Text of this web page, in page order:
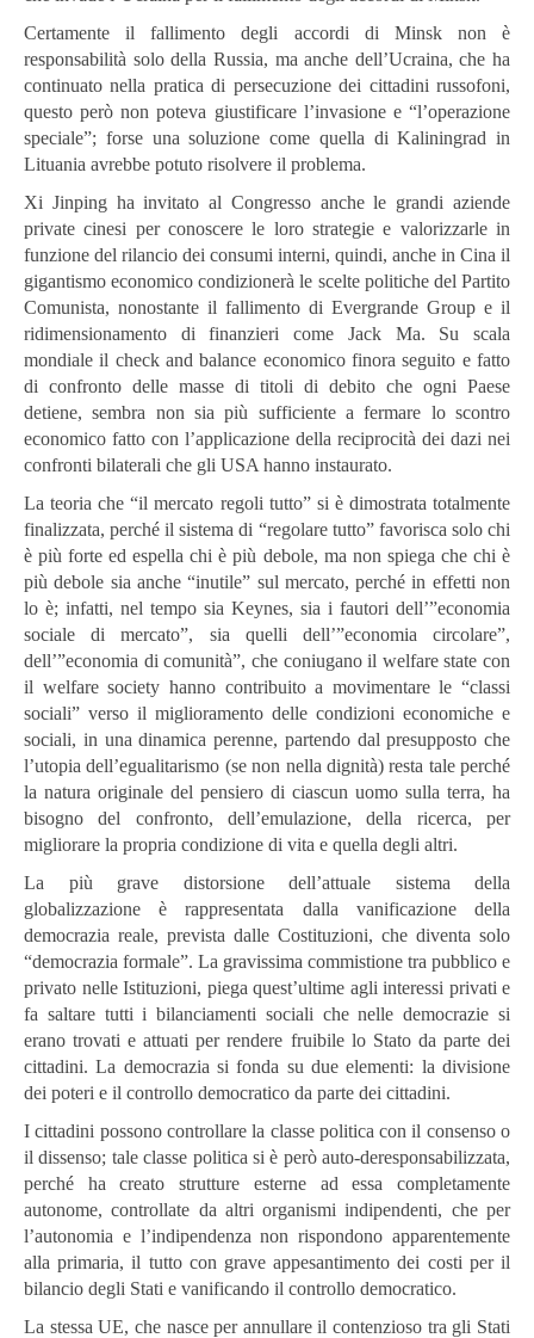
Certamente il fallimento degli accordi di Minsk non è
responsabilità solo della Russia, ma anche dell’Ucraina, che ha
continuato nella pratica di persecuzione dei cittadini russofoni,
questo però non poteva giustificare l’invasione e “l’operazione
speciale”; forse una soluzione come quella di Kaliningrad in
Lituania avrebbe potuto risolvere il problema.
Xi Jinping ha invitato al Congresso anche le grandi aziende
private cinesi per conoscere le loro strategie e valorizzarle in
funzione del rilancio dei consumi interni, quindi, anche in Cina il
gigantismo economico condizionerà le scelte politiche del Partito
Comunista, nonostante il fallimento di Evergrande Group e il
ridimensionamento di finanzieri come Jack Ma. Su scala
mondiale il check and balance economico finora seguito e fatto
di confronto delle masse di titoli di debito che ogni Paese
detiene, sembra non sia più sufficiente a fermare lo scontro
economico fatto con l’applicazione della reciprocità dei dazi nei
confronti bilaterali che gli USA hanno instaurato.
La teoria che “il mercato regoli tutto” si è dimostrata totalmente
finalizzata, perché il sistema di “regolare tutto” favorisca solo chi
è più forte ed espella chi è più debole, ma non spiega che chi è
più debole sia anche “inutile” sul mercato, perché in effetti non
lo è; infatti, nel tempo sia Keynes, sia i fautori dell’”economia
sociale di mercato”, sia quelli dell’”economia circolare”,
dell’”economia di comunità”, che coniugano il welfare state con
il welfare society hanno contribuito a movimentare le “classi
sociali” verso il miglioramento delle condizioni economiche e
sociali, in una dinamica perenne, partendo dal presupposto che
l’utopia dell’egualitarismo (se non nella dignità) resta tale perché
la natura originale del pensiero di ciascun uomo sulla terra, ha
bisogno del confronto, dell’emulazione, della ricerca, per
migliorare la propria condizione di vita e quella degli altri.
La più grave distorsione dell’attuale sistema della
globalizzazione è rappresentata dalla vanificazione della
democrazia reale, prevista dalle Costituzioni, che diventa solo
“democrazia formale”. La gravissima commistione tra pubblico e
privato nelle Istituzioni, piega quest’ultime agli interessi privati e
fa saltare tutti i bilanciamenti sociali che nelle democrazie si
erano trovati e attuati per rendere fruibile lo Stato da parte dei
cittadini. La democrazia si fonda su due elementi: la divisione
dei poteri e il controllo democratico da parte dei cittadini.
I cittadini possono controllare la classe politica con il consenso o
il dissenso; tale classe politica si è però auto-deresponsabilizzata,
perché ha creato strutture esterne ad essa completamente
autonome, controllate da altri organismi indipendenti, che per
l’autonomia e l’indipendenza non rispondono apparentemente
alla primaria, il tutto con grave appesantimento dei costi per il
bilancio degli Stati e vanificando il controllo democratico.
La stessa UE, che nasce per annullare il contenzioso tra gli Stati